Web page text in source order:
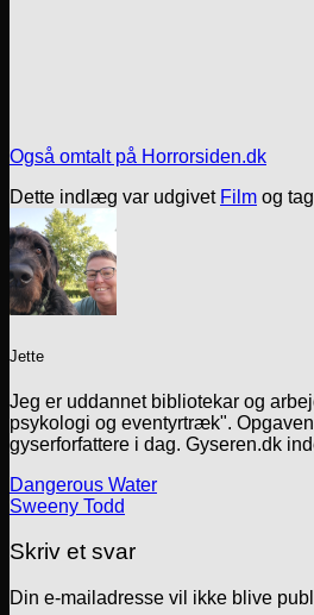
Også omtalt på Horrorsiden.dk
Dette indlæg var udgivet Film og
Jette
Jeg er uddannet bibliotekar og
psykologi og eventyrtræk".
gyserforfattere i dag. Gyseren.dk
Dangerous Water
Sweeny Todd
Skriv et svar
Din e-mailadresse vil ikke blive